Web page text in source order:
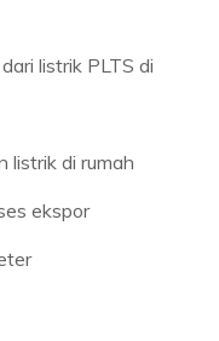
listrik PLTS di
listrik di rumah
ekspor